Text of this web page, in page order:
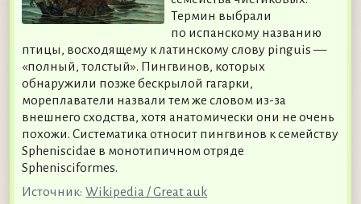
Термин выбрали
по испанскому названию
птицы, восходящему к латинскому слову pinguis —
«полный, толстый». Пингвинов, которых
обнаружили позже бескрылой гагарки,
мореплаватели назвали тем же словом из-за
внешнего сходства, хотя анатомически они не очень
похожи. Систематика относит пингвинов к семейству
Spheniscidae в монотипичном отряде
Sphenisciformes.
Источник: Wikipedia / Great auk